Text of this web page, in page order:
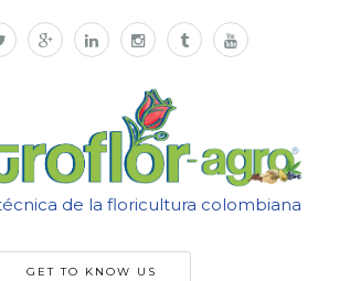
de la floricultura colombiana
GET TO KNOW US